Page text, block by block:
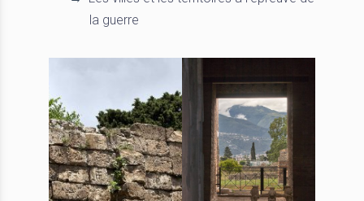
la guerre